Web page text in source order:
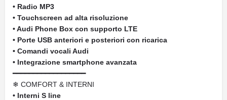
• Radio MP3
• Touchscreen ad alta risoluzione
• Audi Phone Box con supporto LTE
• Porte USB anteriori e posteriori con ricarica
• Comandi vocali Audi
• Integrazione smartphone avanzata
━━━━━━━━━━━━━━━━━━
❄ COMFORT & INTERNI
• Interni S line